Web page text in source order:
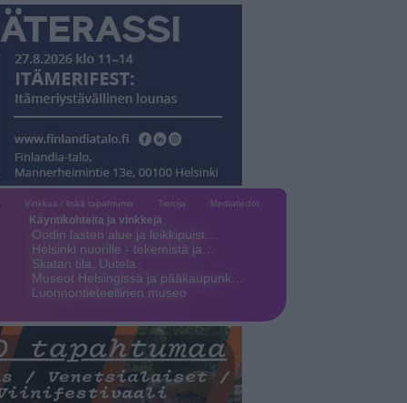
Vinkkaa / lisää tapahtuma Tietoja Mediatiedot
Käyntikohteita ja vinkkejä
Oodin lasten alue ja leikkipuist…
Helsinki nuorille - tekemistä ja…
Skatan tila, Uutela
Museot Helsingissä ja pääkaupunk…
Luonnontieteellinen museo